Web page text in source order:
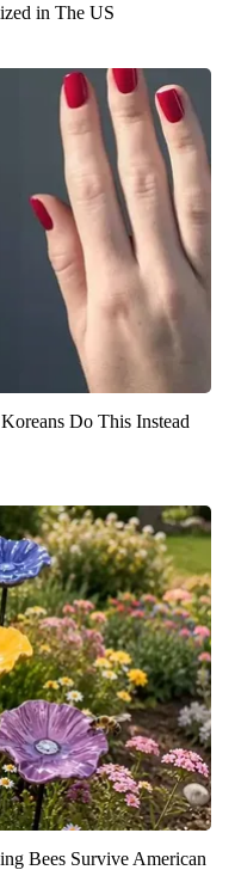
in The US
Do This Instead
Bees Survive American